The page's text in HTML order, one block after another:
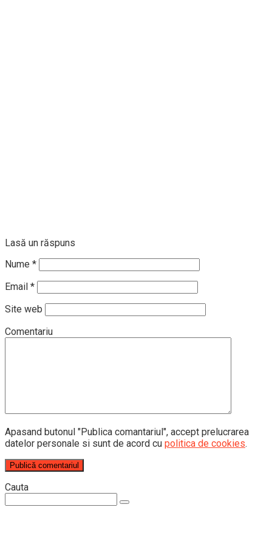
Lasă un răspuns
Nume *
Email *
Site web
Comentariu
Apasand butonul "Publica comantariul", accept prelucrarea
datelor personale si sunt de acord cu politica de cookies.
Cauta